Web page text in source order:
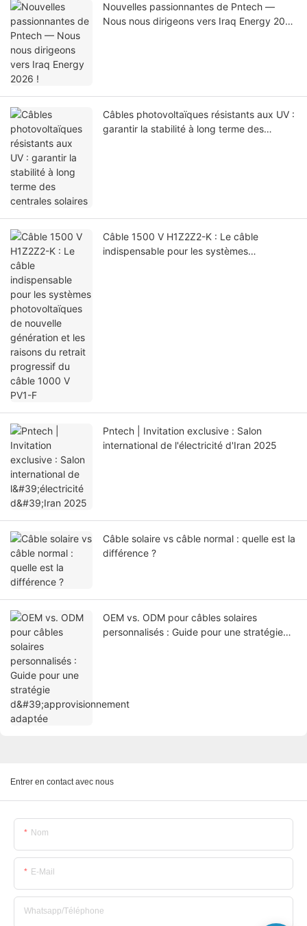
Nouvelles passionnantes de Pntech —
Nous nous dirigeons vers Iraq Energy 2026
Câbles photovoltaïques résistants aux UV :
garantir la stabilité à long terme des
Câble 1500 V H1Z2Z2-K : Le câble
indispensable pour les systèmes
Pntech | Invitation exclusive : Salon
international de l'électricité d'Iran 2025
Câble solaire vs câble normal : quelle est la
différence ?
OEM vs. ODM pour câbles solaires
personnalisés : Guide pour une stratégie
Entrer en contact avec nous
Nom
E-Mail
Whatsapp/Téléphone